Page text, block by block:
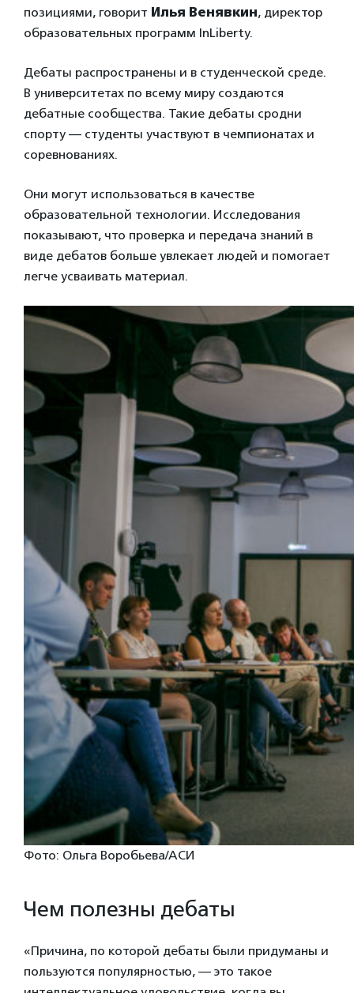
позициями, говорит Илья Венявкин, директор
образовательных программ InLiberty.
Дебаты распространены и в студенческой среде.
В университетах по всему миру создаются
дебатные сообщества. Такие дебаты сродни
спорту — студенты участвуют в чемпионатах и
соревнованиях.
Они могут использоваться в качестве
образовательной технологии. Исследования
показывают, что проверка и передача знаний в
виде дебатов больше увлекает людей и помогает
легче усваивать материал.
Фото: Ольга Воробьева/АСИ
Чем полезны дебаты
«Причина, по которой дебаты были придуманы и
пользуются популярностью, — это такое